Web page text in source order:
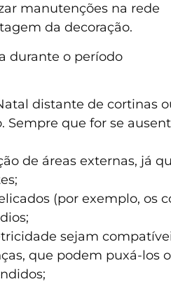
manutenções na rede
da decoração.
durante o período
distante de cortinas
que for se
de áreas externas, já
(por exemplo, os
sejam
que podem puxá-los